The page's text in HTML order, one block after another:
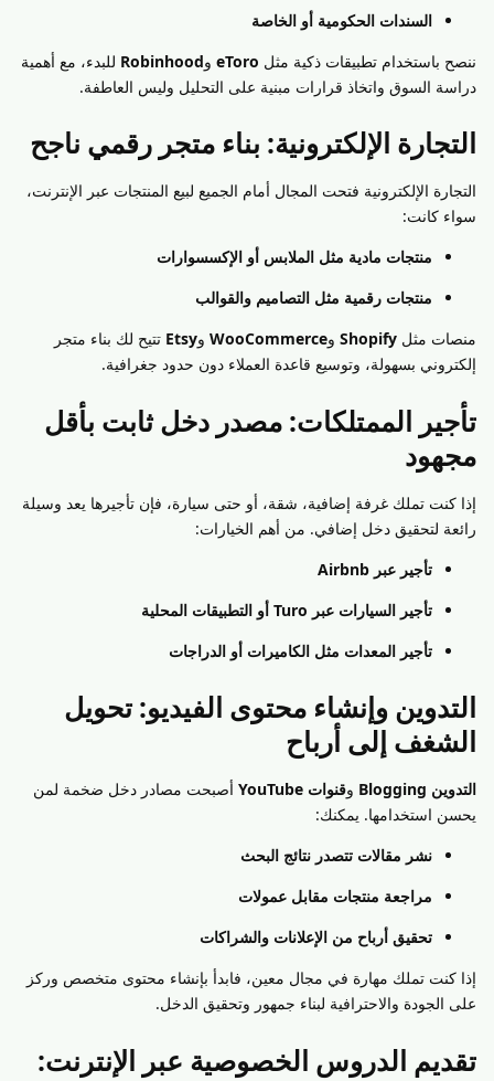
السندات الحكومية أو الخاصة
ننصح باستخدام تطبيقات ذكية مثل eToro وRobinhood للبدء، مع أهمية
دراسة السوق واتخاذ قرارات مبنية على التحليل وليس العاطفة.
التجارة الإلكترونية: بناء متجر رقمي ناجح
التجارة الإلكترونية فتحت المجال أمام الجميع لبيع المنتجات عبر الإنترنت،
سواء كانت:
منتجات مادية مثل الملابس أو الإكسسوارات
منتجات رقمية مثل التصاميم والقوالب
منصات مثل Shopify وWooCommerce وEtsy تتيح لك بناء متجر
إلكتروني بسهولة، وتوسيع قاعدة العملاء دون حدود جغرافية.
تأجير الممتلكات: مصدر دخل ثابت بأقل
مجهود
إذا كنت تملك غرفة إضافية، شقة، أو حتى سيارة، فإن تأجيرها يعد وسيلة
رائعة لتحقيق دخل إضافي. من أهم الخيارات:
تأجير عبر Airbnb
تأجير السيارات عبر Turo أو التطبيقات المحلية
تأجير المعدات مثل الكاميرات أو الدراجات
التدوين وإنشاء محتوى الفيديو: تحويل
الشغف إلى أرباح
التدوين Blogging وقنوات YouTube
أصبحت مصادر دخل ضخمة لمن
يحسن استخدامها. يمكنك:
نشر مقالات تتصدر نتائج البحث
مراجعة منتجات مقابل عمولات
تحقيق أرباح من الإعلانات والشراكات
إذا كنت تملك مهارة في مجال معين، فابدأ بإنشاء محتوى متخصص وركز
على الجودة والاحترافية لبناء جمهور وتحقيق الدخل.
تقديم الدروس الخصوصية عبر الإنترنت: